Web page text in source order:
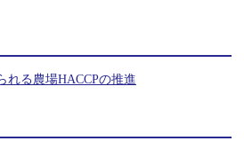
れる農場HACCPの推進